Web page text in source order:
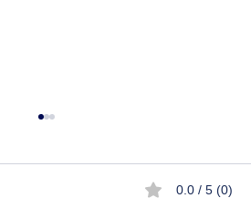
0.0 / 5 (0)